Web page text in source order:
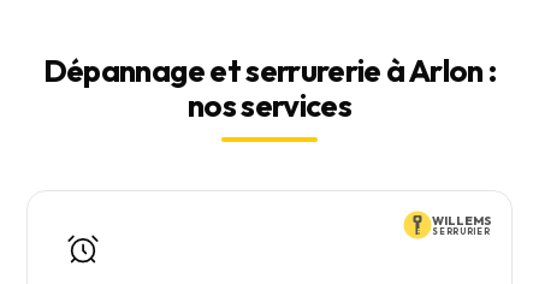
Dépannage et serrurerie à Arlon :
nos services
WILLEMS
SERRURIER